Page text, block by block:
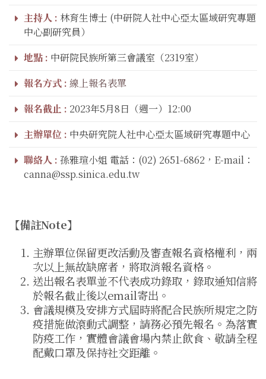
主持人 : 林育生博士 (中研院人社中心亞太區域研究專題
中心副研究員）
地點 : 中研院民族所第三會議室（2319室）
報名方式 : 線上報名表單
報名截止 : 2023年5月8日（週一）12:00
主辦單位 : 中央研究院人社中心亞太區域研究專題中心
聯絡人 : 孫雅瑄小姐 電話：(02) 2651-6862，E-mail：
canna@ssp.sinica.edu.tw
【備註Note】
主辦單位保留更改活動及審查報名資格權利，兩
次以上無故缺席者，將取消報名資格。
送出報名表單並不代表成功錄取，錄取通知信將
於報名截止後以email寄出。
會議規模及安排方式屆時將配合民族所規定之防
疫措施做滾動式調整，請務必預先報名。為落實
防疫工作，實體會議會場內禁止飲食、敬請全程
配戴口罩及保持社交距離。